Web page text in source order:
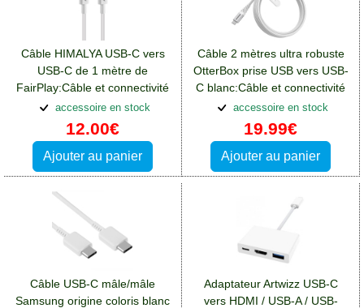
Câble HIMALYA USB-C vers
USB-C de 1 mètre de
FairPlay:Câble et connectivité
Blackberry Key2
accessoire en stock
12.00€
Ajouter au panier
Câble 2 mètres ultra robuste
OtterBox prise USB vers USB-
C blanc:Câble et connectivité
Blackberry Key2
accessoire en stock
19.99€
Ajouter au panier
Câble USB-C mâle/mâle
Samsung origine coloris blanc
Adaptateur Artwizz USB-C
vers HDMI / USB-A / USB-